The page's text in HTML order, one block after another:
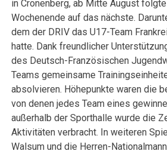
in Cronenberg, ab Mitte August
Wochenende auf das nächste.
dem der DRIV das U17-Team
hatte. Dank freundlicher
des Deutsch-Französischen
Teams gemeinsame
absolvieren. Höhepunkte waren die
von denen jedes Team eines
außerhalb der Sporthalle wurde die
Aktivitäten verbracht. In weiteren
Walsum und die Herren-